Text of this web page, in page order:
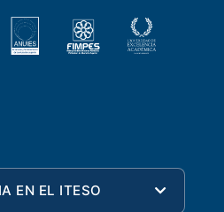
EN EL ITESO